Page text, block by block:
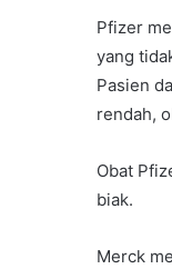
Pfizer
yang
Pasien
rendah,
Obat
biak.
Merck